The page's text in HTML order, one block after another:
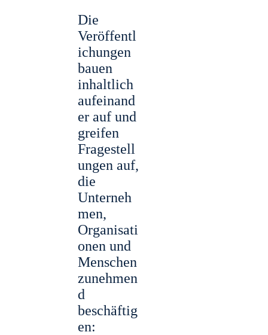
Die
Veröffentl
ichungen
bauen
inhaltlich
aufeinand
er auf und
greifen
Fragestell
ungen auf,
die
Unterneh
men,
Organisati
onen und
Menschen
zunehmen
d
beschäftig
en: